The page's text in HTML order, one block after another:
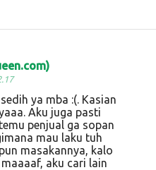
ya mba :(. Kasian
Aku juga pasti
penjual ga sopan
mau laku tuh
masakannya, kalo
aku cari lain